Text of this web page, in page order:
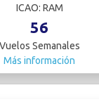
ICAO: RAM
56
Vuelos Semanales
Más información